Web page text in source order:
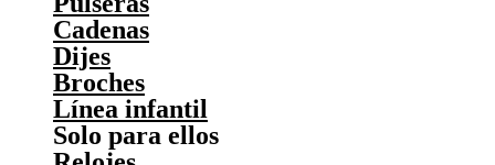
Cadenas
Dijes
Broches
Línea infantil
Solo para ellos